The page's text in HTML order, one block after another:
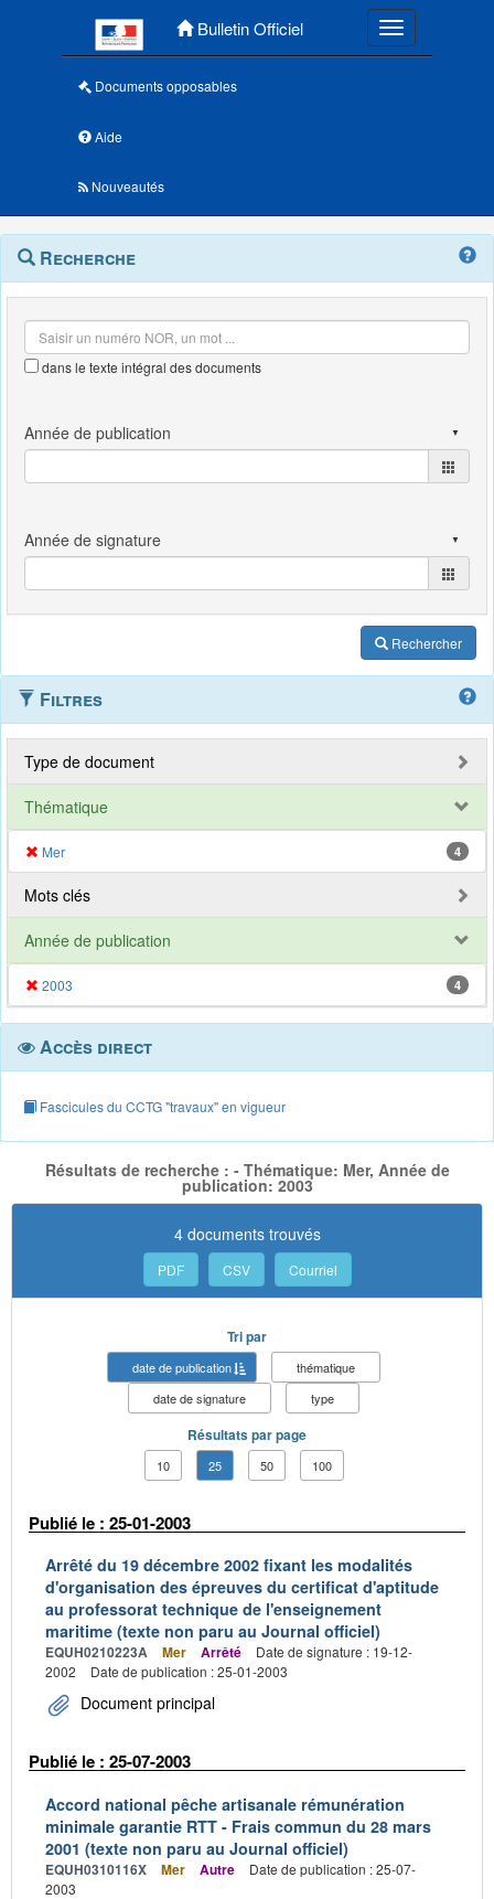
Bulletin Officiel Toggle
Documents opposables
Aide
Nouveautés
Navigation
outils
Menu
contextuel
Recherche
dans le texte intégral des documents
Rechercher
Filtres
Type de document
Thématique
Mer 4
Mots clés
Année de publication
2003 4
Accès direct
Fascicules du CCTG "travaux" en vigueur
Résultats de recherche : - Thématique: Mer, Année de
publication: 2003
4 documents trouvés
PDF CSV Courriel
Tri par
date de publication
thématique
date de signature
type
Résultats par page
10 25 50 100
Publié le : 25-01-2003
Arrêté du 19 décembre 2002 fixant les modalités
d'organisation des épreuves du certificat d'aptitude
au professorat technique de l'enseignement
maritime (texte non paru au Journal officiel)
EQUH0210223A Mer Arrêté
Date de signature : 19-12-
2002
Date de publication : 25-01-2003
Document principal
Publié le : 25-07-2003
Accord national pêche artisanale rémunération
minimale garantie RTT - Frais commun du 28 mars
2001 (texte non paru au Journal officiel)
EQUH0310116X Mer Autre
Date de publication : 25-07-
2003